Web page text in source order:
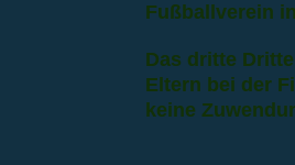
Fußballverein
Das dritte
Eltern bei der
keine